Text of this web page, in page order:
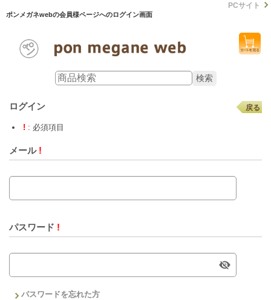
ポンメガネwebの会員様ページへのログイン画面
PCサイト
ログイン 戻る
! : 必須項目
メール !
パスワード !
パスワードを忘れた方